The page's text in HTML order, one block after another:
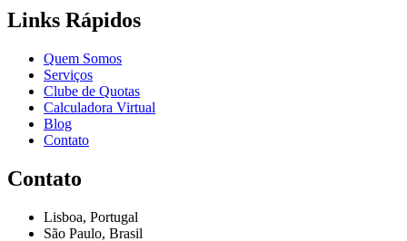
Links Rápidos
Quem Somos
Serviços
Clube de Quotas
Calculadora Virtual
Blog
Contato
Contato
Lisboa, Portugal
São Paulo, Brasil